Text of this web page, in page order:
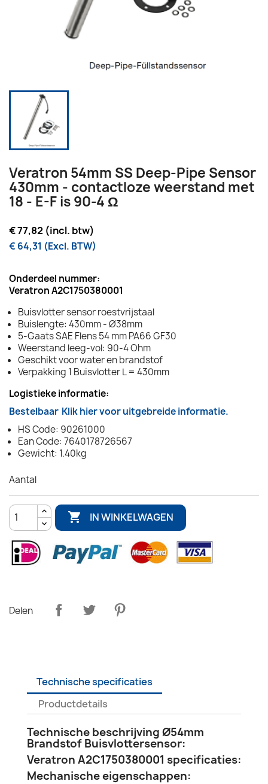
Veratron 54mm SS Deep-Pipe Sensor
430mm - contactloze weerstand met
18 - E-F is 90-4 Ω
€ 77,82 (incl. btw)
€ 64,31 (Excl. BTW)
Onderdeel nummer:
Veratron A2C1750380001
Buisvlotter sensor roestvrijstaal
Buislengte: 430mm - Ø38mm
5-Gaats SAE Flens 54 mm PA66 GF30
Weerstand leeg-vol: 90-4 Ohm
Geschikt voor water en brandstof
Verpakking 1 Buisvlotter L = 430mm
Logistieke informatie:
Bestelbaar Klik hier voor uitgebreide informatie.
HS Code: 90261000
Ean Code: 7640178726567
Gewicht: 1.40kg
Aantal
 IN WINKELWAGEN
Delen
Technische specificaties
Productdetails
Technische beschrijving Ø54mm
Brandstof Buisvlottersensor:
Veratron A2C1750380001 specificaties:
Mechanische eigenschappen: